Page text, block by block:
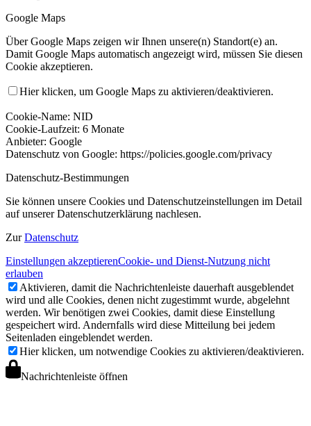
Google Maps
Über Google Maps zeigen wir Ihnen unsere(n) Standort(e) an.
Damit Google Maps automatisch angezeigt wird, müssen Sie diesen
Cookie akzeptieren.
Hier klicken, um Google Maps zu aktivieren/deaktivieren.
Cookie-Name: NID
Cookie-Laufzeit: 6 Monate
Anbieter: Google
Datenschutz von Google: https://policies.google.com/privacy
Datenschutz-Bestimmungen
Sie können unsere Cookies und Datenschutzeinstellungen im Detail
auf unserer Datenschutzerklärung nachlesen.
ZurDatenschutz
Einstellungen akzeptierenCookie- und Dienst-Nutzung nicht
erlauben
Aktivieren, damit die Nachrichtenleiste dauerhaft ausgeblendet
wird und alle Cookies, denen nicht zugestimmt wurde, abgelehnt
werden. Wir benötigen zwei Cookies, damit diese Einstellung
gespeichert wird. Andernfalls wird diese Mitteilung bei jedem
Seitenladen eingeblendet werden.
Hier klicken, um notwendige Cookies zu aktivieren/deaktivieren.
Nachrichtenleiste öffnen